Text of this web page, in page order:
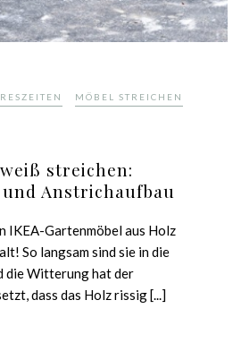
MÖBEL STREICHEN
streichen:
Anstrichaufbau
IKEA-Gartenmöbel aus Holz
So langsam sind sie in die
die Witterung hat der
dass das Holz rissig [...]